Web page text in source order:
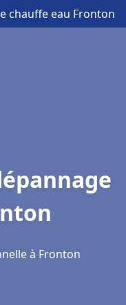
chauffe eau Fronton
à Fronton